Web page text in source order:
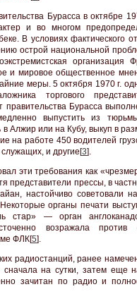
Бурасса в октябре
и во многом
В условиях фактического
острой национальной
организация
и мировое общественное
меры. 5 октября 1970 г.
торгового
Бурасса
выпустить из
Алжир или на Кубу, выкуп в
на работе 450 водителей
и другие[3].
эти требования как
представители прессы, в
настойчиво советовали
органы печати
стар» — орган
возражала против
ФЛК[5].
радиостанций, ранее
сначала на сутки, затем еще
зачитан по радио и